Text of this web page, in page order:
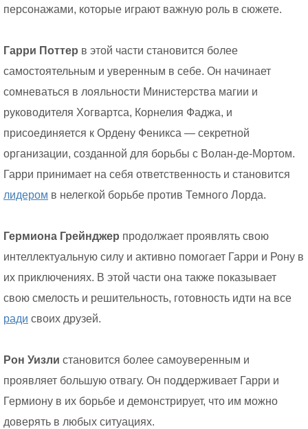
персонажами, которые играют важную роль в сюжете.
Гарри Поттер в этой части становится более
самостоятельным и уверенным в себе. Он начинает
сомневаться в лояльности Министерства магии и
руководителя Хогвартса, Корнелия Фаджа, и
присоединяется к Ордену Феникса — секретной
организации, созданной для борьбы с Волан-де-Мортом.
Гарри принимает на себя ответственность и становится
лидером в нелегкой борьбе против Темного Лорда.
Гермиона Грейнджер продолжает проявлять свою
интеллектуальную силу и активно помогает Гарри и Рону в
их приключениях. В этой части она также показывает
свою смелость и решительность, готовность идти на все
ради своих друзей.
Рон Уизли становится более самоуверенным и
проявляет большую отвагу. Он поддерживает Гарри и
Гермиону в их борьбе и демонстрирует, что им можно
доверять в любых ситуациях.